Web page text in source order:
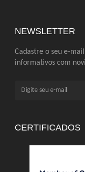
NEWSLETTER
Cadastre o seu e-
informativos com
CERTIFICADOS